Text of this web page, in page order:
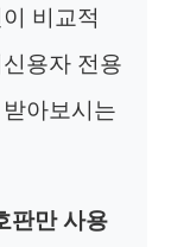
비교적
용자 전용
아보시는
판만 사용